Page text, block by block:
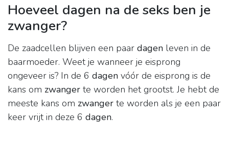
Hoeveel dagen na de seks ben je
zwanger?
De zaadcellen blijven een paar dagen leven in de
baarmoeder. Weet je wanneer je eisprong
ongeveer is? In de 6 dagen vóór de eisprong is de
kans om zwanger te worden het grootst. Je hebt de
meeste kans om zwanger te worden als je een paar
keer vrijt in deze 6 dagen.